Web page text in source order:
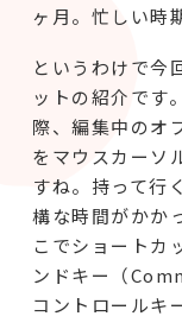
ヶ月。忙しい時
というわけで今
ットの紹介で
際、編集中のオ
をマウスカーソ
すね。持って行
構な時間がかか
こでショートカ
ンドキー（
コントロールキ